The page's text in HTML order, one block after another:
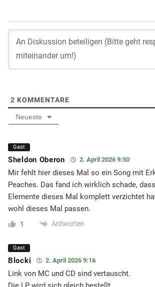
2 KOMMENTARE
Neueste
Gast
Sheldon Oberon 2. April 2026 9:50
Mir fehlt hier dieses Mal so ein Song mit
Peaches. Das fand ich wirklich schade,
Elemente dieses Mal komplett verzichtet
wohl dieses Mal passen.
1 Antworten
Gast
Blocki 2. April 2026 9:16
Link von MC und CD sind vertauscht.